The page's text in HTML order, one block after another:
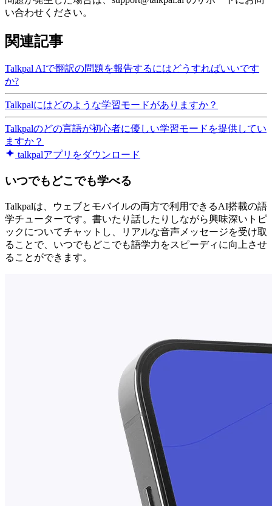
い合わせください。
関連記事
Talkpal AIで翻訳の問題を報告するにはどうすればいいです
か?
Talkpalにはどのような学習モードがありますか？
Talkpalのどの言語が初心者に優しい学習モードを提供してい
ますか？
talkpalアプリをダウンロード
いつでもどこでも学べる
Talkpalは、ウェブとモバイルの両方で利用できるAI搭載の語
学チューターです。書いたり話したりしながら興味深いトピ
ックについてチャットし、リアルな音声メッセージを受け取
ることで、いつでもどこでも語学力をスピーディに向上させ
ることができます。